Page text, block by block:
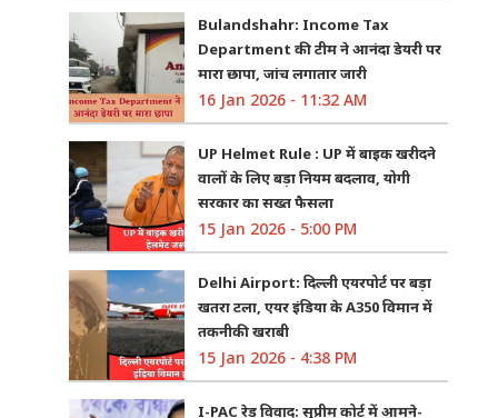
Bulandshahr: Income Tax
Department की टीम ने आनंदा डेयरी पर
मारा छापा, जांच लगातार जारी
16 Jan 2026 - 11:32 AM
UP Helmet Rule : UP में बाइक खरीदने
वालों के लिए बड़ा नियम बदलाव, योगी
सरकार का सख्त फैसला
15 Jan 2026 - 5:00 PM
Delhi Airport: दिल्ली एयरपोर्ट पर बड़ा
खतरा टला, एयर इंडिया के A350 विमान में
तकनीकी खराबी
15 Jan 2026 - 4:38 PM
I-PAC रेड विवाद: सुप्रीम कोर्ट में आमने-